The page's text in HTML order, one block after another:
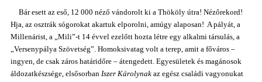
Bár esett az eső, 12 000 néző vándorolt ki a Thököly útra! Nézőrekord!
Hja, az osztrák sógorokat akartuk elporolni, amúgy alaposan! A pályát, a
Millenárist, a „Mili”-t 14 évvel ezelőtt hozta létre egy alkalmi társulás, a
„Versenypálya Szövetség”. Homoksivatag volt a terep, amit a főváros –
ingyen, de csak záros határidőre – átengedett. Egyesületek és magánosok
áldozatkészsége, elsősorban Iszer Károlynak az egész családi vagyonukat